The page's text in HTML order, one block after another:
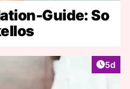
Guide: So
5d